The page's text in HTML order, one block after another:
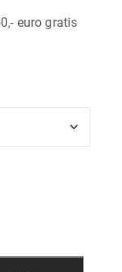
euro gratis